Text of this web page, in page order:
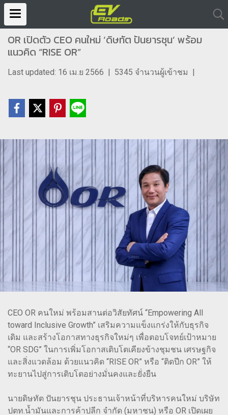
OR เปิดตัว CEO คนใหม่ ‘ดิษทัต ปันยารชุน’ พร้อม
แนวคิด “RISE OR”
Last updated: 16 เม.ย 2566 | 5345 จำนวนผู้เข้าชม |
CEO OR คนใหม่ พร้อมสานต่อวิสัยทัศน์ “Empowering All
toward Inclusive Growth” เสริมความแข็งแกร่งให้กับธุรกิจ
เดิม และสร้างโอกาสทางธุรกิจใหม่ๆ เพื่อตอบโจทย์เป้าหมาย
“OR SDG” ในการเพิ่มโอกาสเติบโตเคียงข้างชุมชน เศรษฐกิจ
และสิ่งแวดล้อม ด้วยแนวคิด “RISE OR” หรือ “ติดปีก OR” ให้
ทะยานไปสู่การเติบโตอย่างมั่นคงและยั่งยืน
นายดิษทัต ปันยารชุน ประธานเจ้าหน้าที่บริหารคนใหม่ บริษัท
ปตท.น้ำมันและการค้าปลีก จำกัด (มหาชน) หรือ OR เปิดเผย